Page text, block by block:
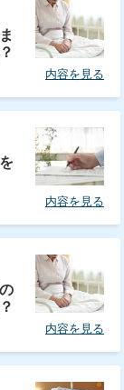
内容を見る
内容を見る
内容を見る